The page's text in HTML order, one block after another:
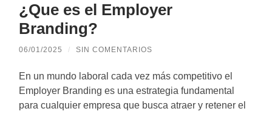
¿Que es el Employer
Branding?
06/01/2025 / SIN COMENTARIOS
En un mundo laboral cada vez más competitivo el
Employer Branding es una estrategia fundamental
para cualquier empresa que busca atraer y retener el